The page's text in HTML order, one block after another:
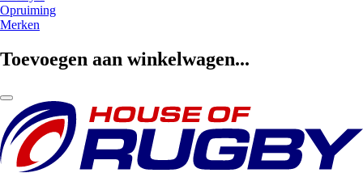
Opruiming
Merken
Toevoegen aan winkelwagen...